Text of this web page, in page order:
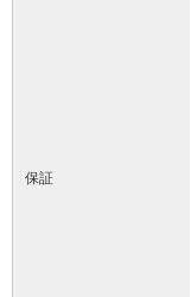
保証